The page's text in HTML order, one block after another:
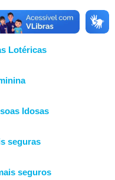
Lotéricas
Idosas
seguras
seguros